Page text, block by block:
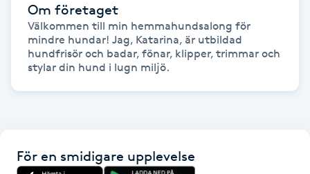
Föning
Gel naglar
Om företaget
Välkommen till min hemmahundsalong för
mindre hundar! Jag, Katarina, är utbildad
hundfrisör och badar, fönar, klipper, trimmar och
stylar din hund i lugn miljö.
För en smidigare upplevelse